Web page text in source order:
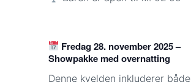
Fredag 28. november 2025 –
Showpakke med overnatting
Denne kvelden inkluderer både